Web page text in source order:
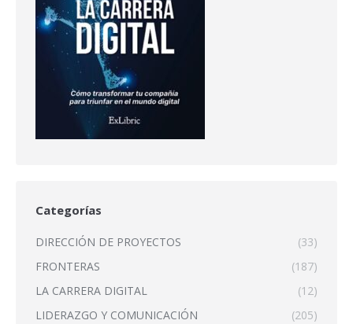
Categorías
DIRECCIÓN DE PROYECTOS
(33)
FRONTERAS
(187)
LA CARRERA DIGITAL
(12)
LIDERAZGO Y COMUNICACIÓN
(205)